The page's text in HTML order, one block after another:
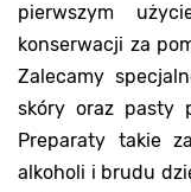
pierwszym
konserwacji za
Zalecamy
skóry oraz pasty
Preparaty takie
alkoholi i brudu